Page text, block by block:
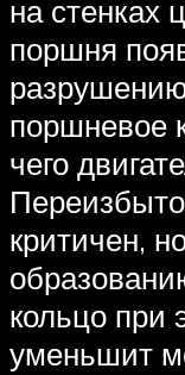
на стенках
поршня
поршневое
чего
критичен,
кольцо при
уменьшит